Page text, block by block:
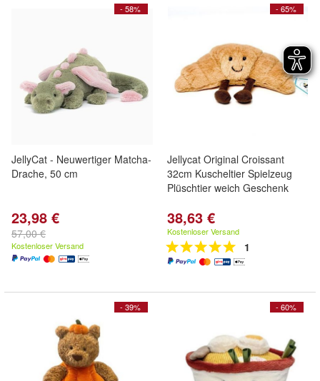
- 58%
JellyCat - Neuwertiger Matcha-
Drache, 50 cm
23,98 €
57,00 €
Kostenloser Versand
- 65%
Jellycat Original Croissant
32cm Kuscheltier Spielzeug
Plüschtier weich Geschenk
38,63 €
Kostenloser Versand
1
- 39% - 60%